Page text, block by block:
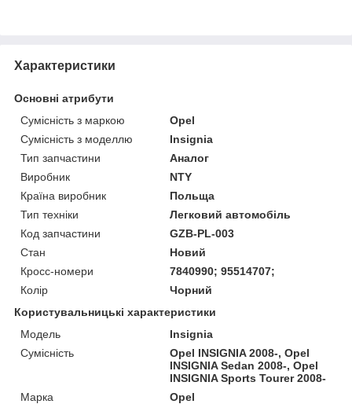
Характеристики
Основні атрибути
Сумісність з маркою
Opel
Сумісність з моделлю
Insignia
Тип запчастини
Аналог
Виробник
NTY
Країна виробник
Польща
Тип техніки
Легковий автомобіль
Код запчастини
GZB-PL-003
Стан
Новий
Кросс-номери
7840990; 95514707;
Колір
Чорний
Користувальницькі характеристики
Модель
Insignia
Сумісність
Opel INSIGNIA 2008-, Opel
INSIGNIA Sedan 2008-, Opel
INSIGNIA Sports Tourer 2008-
Марка
Opel